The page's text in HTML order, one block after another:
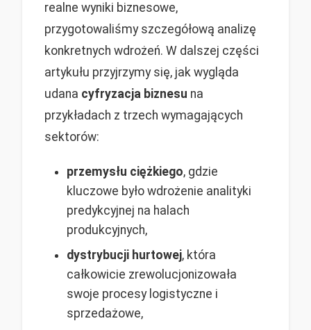
realne wyniki biznesowe,
przygotowaliśmy szczegółową analizę
konkretnych wdrożeń. W dalszej części
artykułu przyjrzymy się, jak wygląda
udana cyfryzacja biznesu na
przykładach z trzech wymagających
sektorów:
przemysłu ciężkiego, gdzie
kluczowe było wdrożenie analityki
predykcyjnej na halach
produkcyjnych,
dystrybucji hurtowej, która
całkowicie zrewolucjonizowała
swoje procesy logistyczne i
sprzedażowe,